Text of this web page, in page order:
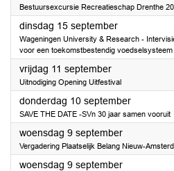
Bestuursexcursie Recreatieschap Drenthe
dinsdag 15 september2026
Wageningen University & Research -
voor een toekomstbestendig
vrijdag 11 september2026
Uitnodiging Opening Uitfestival
donderdag 10 september2026
SAVE THE DATE -SVn 30 jaar samen vooruit
woensdag 9 september2026
Vergadering Plaatselijk Belang Nieuw-
woensdag 9 september2026